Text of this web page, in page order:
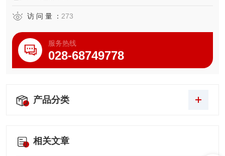
访 问 量 ： 273
服务热线
028-68749778
产品分类
相关文章